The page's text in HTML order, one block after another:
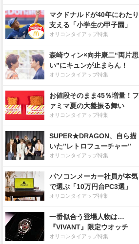
マクドナルドが40年にわたり
支える「小学生の甲子園」
オリコンタイアップ特集
森崎ウィン×向井康二“両片思
い”にキュンが止まらん！
オリコンタイアップ特集
お値段そのまま45％増量！フ
ァミマ夏の大盤振る舞い
オリコンタイアップ特集
SUPER★DRAGON、自ら描
いた”レトロフューチャー”
オリコンタイアップ特集
パソコンメーカー社員が本気
で選ぶ「10万円台PC3選」
オリコンタイアップ特集
一番似合う登場人物は…
『VIVANT』限定ウオッチ
オリコンタイアップ特集